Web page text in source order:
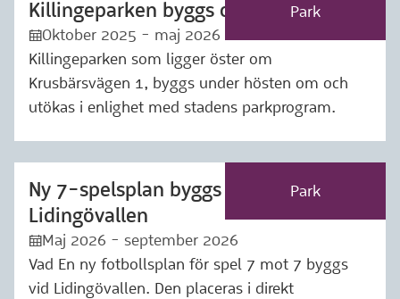
Park
Killingeparken byggs om
Märkning: Park
:kalender:Oktober 2025 - maj 2026
Killingeparken som ligger öster om
Krusbärsvägen 1, byggs under hösten om och
utökas i enlighet med stadens parkprogram.
Park
Ny 7-spelsplan byggs vid
Lidingövallen
Märkning: Park
:kalender:Maj 2026 - september 2026
Vad En ny fotbollsplan för spel 7 mot 7 byggs
vid Lidingövallen. Den placeras i direkt